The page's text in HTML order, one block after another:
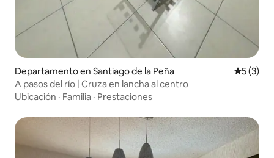
Departamento en Santiago de la Peña
5 (3)
A pasos del río | Cruza en lancha al centro
Ubicación · Familia · Prestaciones